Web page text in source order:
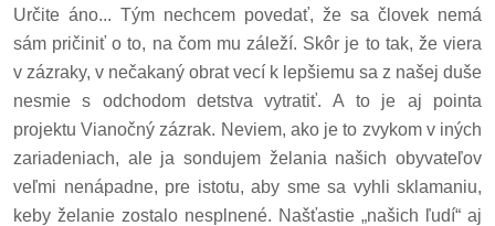
Určite áno... Tým nechcem povedať, že sa človek nemá
sám pričiniť o to, na čom mu záleží. Skôr je to tak, že viera
v zázraky, v nečakaný obrat vecí k lepšiemu sa z našej duše
nesmie s odchodom detstva vytratiť. A to je aj pointa
projektu Vianočný zázrak. Neviem, ako je to zvykom v iných
zariadeniach, ale ja sondujem želania našich obyvateľov
veľmi nenápadne, pre istotu, aby sme sa vyhli sklamaniu,
keby želanie zostalo nesplnené. Našťastie „našich ľudí“ aj